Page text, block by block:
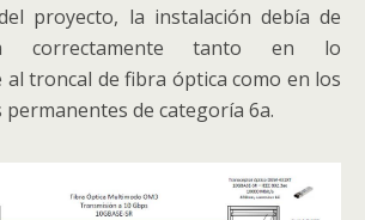
proyecto, la instalación debía de
correctamente tanto en lo
troncal de fibra óptica como en los
de categoría 6a.